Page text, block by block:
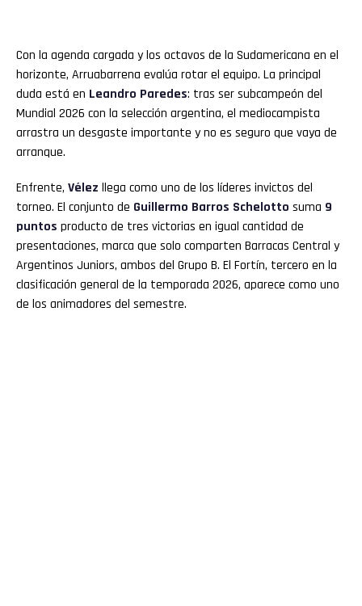
Con la agenda cargada y los octavos de la Sudamericana en el
horizonte, Arruabarrena evalúa rotar el equipo. La principal
duda está en Leandro Paredes: tras ser subcampeón del
Mundial 2026 con la selección argentina, el mediocampista
arrastra un desgaste importante y no es seguro que vaya de
arranque.
Enfrente, Vélez llega como uno de los líderes invictos del
torneo. El conjunto de Guillermo Barros Schelotto suma 9
puntos producto de tres victorias en igual cantidad de
presentaciones, marca que solo comparten Barracas Central y
Argentinos Juniors, ambos del Grupo B. El Fortín, tercero en la
clasificación general de la temporada 2026, aparece como uno
de los animadores del semestre.